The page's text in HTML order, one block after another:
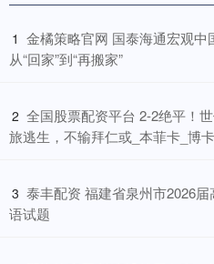
1 金橘策略官网 国泰海通宏观
从“回家”到“再搬家”
2 全国股票配资平台 2-2绝平！
旅逃生，不输拜仁或_本菲卡_博
3 泰丰配资 福建省泉州市2026
语试题